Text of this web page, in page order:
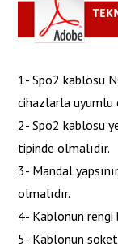
1- Spo2 kablosu
cihazlarla uyumlu
2- Spo2 kablosu
tipinde olmalıdır.
3- Mandal
olmalıdır.
4- Kablonun rengi
5- Kablonun soket